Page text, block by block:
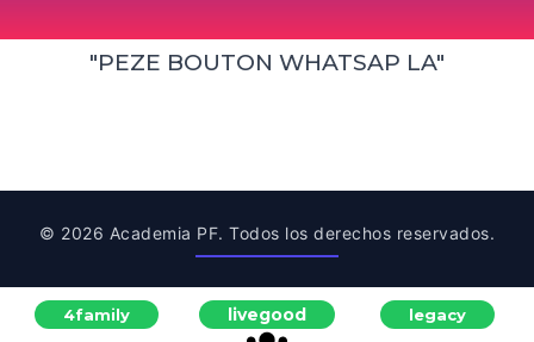
"PEZE BOUTON WHATSAP LA"
© 2026 Academia PF. Todos los derechos reservados.
4family livegood legacy